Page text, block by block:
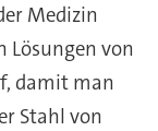
Medizin
Lösungen von
damit man
Stahl von